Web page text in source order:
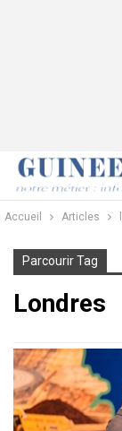
Accueil Articles
Parcourir Tag
Londres